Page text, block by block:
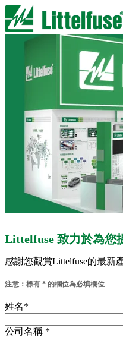
Littelfuse 致力於為您
感謝您觀賞Littelfuse的最新
注意：標有 * 的欄位為必填欄位
姓名*
公司名稱 *